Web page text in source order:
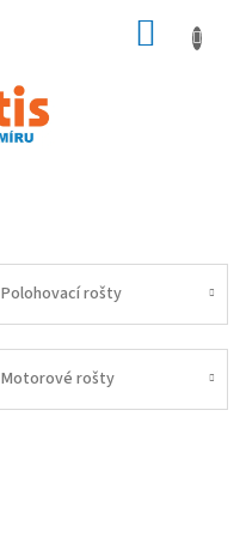
Polohovací rošty
Motorové rošty